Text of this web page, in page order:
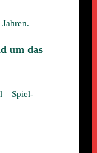
um das
– Spiel-